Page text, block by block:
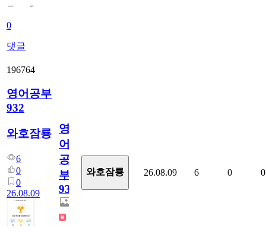
0
댓글
196764
영어공부
932
와호잠룡
6
0
0
26.08.09
영
어
공
부
932
와호잠룡 26.08.09 6 0 0